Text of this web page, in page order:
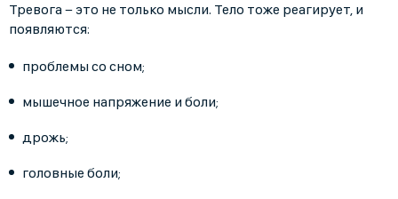
Тревога − это не только мысли. Тело тоже реагирует, и
появляются:
проблемы со сном;
мышечное напряжение и боли;
дрожь;
головные боли;